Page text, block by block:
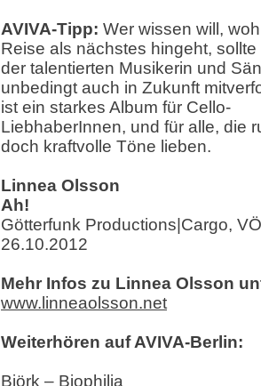
AVIVA-Tipp: Wer wissen will,
Reise als nächstes hingeht,
der talentierten Musikerin und
unbedingt auch in Zukunft
ist ein starkes Album für Cello-
LiebhaberInnen, und für alle, die
doch kraftvolle Töne lieben.
Linnea Olsson
Ah!
Götterfunk Productions|Cargo, VÖ
26.10.2012
Mehr Infos zu Linnea Olsson
www.linneaolsson.net
Weiterhören auf AVIVA-Berlin:
Björk – Biophilia